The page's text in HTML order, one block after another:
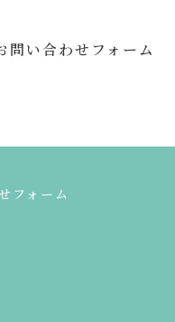
問い合わせフォーム
フォーム